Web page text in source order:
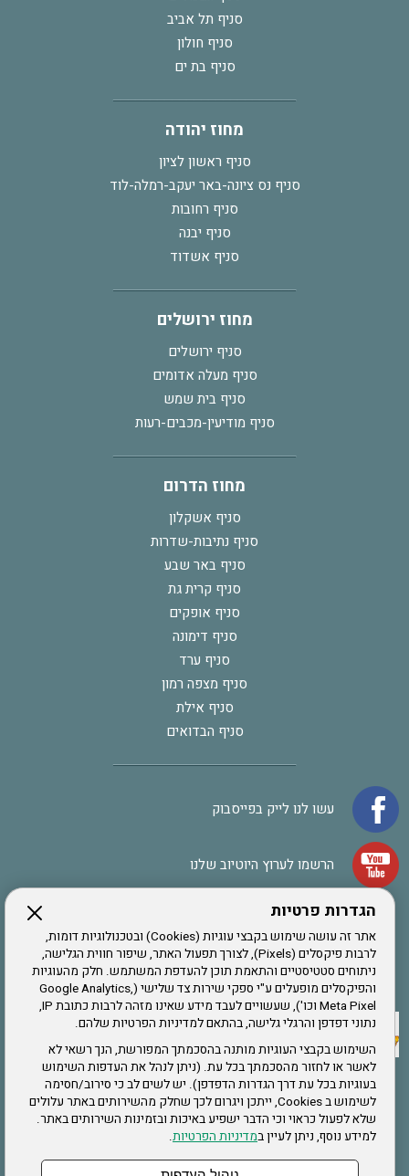
הגדרות פרטיות
אתר זה עושה שימוש בקבצי עוגיות (Cookies) ובטכנולוגיות דומות,
לרבות פיקסלים (Pixels), לצורך תפעול האתר, שיפור חווית הגלישה,
ניתוחים סטטיסטיים והתאמת תוכן להעדפת המשתמש. חלק מהעוגיות
והפיקסלים מופעלים ע"י ספקי שירות צד שלישי (Google Analytics,
Meta Pixel וכו'), שעשויים לעבד מידע שאינו מזהה לרבות כתובת IP,
נתוני דפדפן והרגלי גלישה, בהתאם למדיניות הפרטיות שלהם.
השימוש בקבצי העוגיות מותנה בהסכמתך המפורשת, הנך רשאי לא
לאשר או לחזור מהסכמתך בכל עת. (ניתן לנהל את העדפות השימוש
בעוגיות בכל עת דרך הגדרות הדפדפן). יש לשים לב כי סירוב/חסימה
לשימוש ב Cookies, ייתכן ויגרום לכך שחלק מהשירותים באתר עלולים
שלא לפעול כראוי וכי הדבר ישפיע באיכות ובזמינות השירותים באתר.
למידע נוסף, ניתן לעיין במדיניות הפרטיות.
סניף תל אביב
סניף חולון
סניף בת ים
מחוז יהודה
סניף ראשון לציון
סניף נס ציונה-באר יעקב-רמלה-לוד
סניף רחובות
סניף יבנה
סניף אשדוד
מחוז ירושלים
סניף ירושלים
סניף מעלה אדומים
סניף בית שמש
סניף מודיעין-מכבים-רעות
מחוז הדרום
סניף אשקלון
סניף נתיבות-שדרות
סניף באר שבע
סניף קרית גת
סניף אופקים
סניף דימונה
סניף ערד
סניף מצפה רמון
סניף אילת
סניף הבדואים
עשו לנו לייק בפייסבוק
הרשמו לערוץ היוטיוב שלנו
אתר צה"ל
תקנון האתר
שירותים
תעסוקה
בריאות